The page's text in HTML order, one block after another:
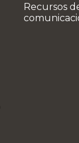
Recursos